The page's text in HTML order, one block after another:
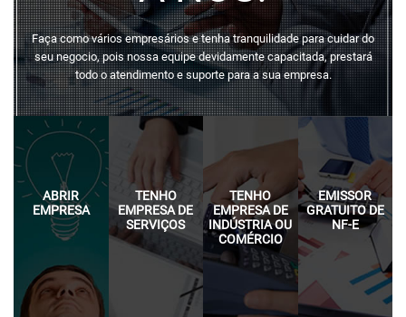
Faça como vários empresários e tenha tranquilidade para cuidar do
seu negocio, pois nossa equipe devidamente capacitada, prestará
todo o atendimento e suporte para a sua empresa.
ABRIR
EMPRESA
TENHO
EMPRESA DE
SERVIÇOS
TENHO
EMPRESA DE
INDÚSTRIA OU
COMÉRCIO
EMISSOR
GRATUITO DE
NF-E